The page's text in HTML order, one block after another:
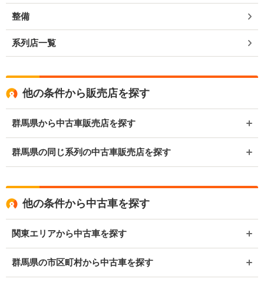
整備
系列店一覧
他の条件から販売店を探す
群馬県から中古車販売店を探す
群馬県の同じ系列の中古車販売店を探す
他の条件から中古車を探す
関東エリアから中古車を探す
群馬県の市区町村から中古車を探す